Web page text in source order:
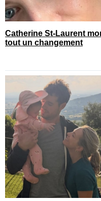
Catherine St-Laurent
tout un changement